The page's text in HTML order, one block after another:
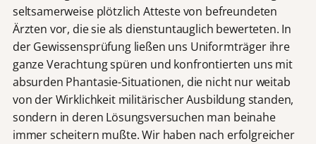
seltsamerweise plötzlich Atteste von befreundeten
Ärzten vor, die sie als dienstuntauglich bewerteten. In
der Gewissensprüfung ließen uns Uniformträger ihre
ganze Verachtung spüren und konfrontierten uns mit
absurden Phantasie-Situationen, die nicht nur weitab
von der Wirklichkeit militärischer Ausbildung standen,
sondern in deren Lösungsversuchen man beinahe
immer scheitern mußte. Wir haben nach erfolgreicher